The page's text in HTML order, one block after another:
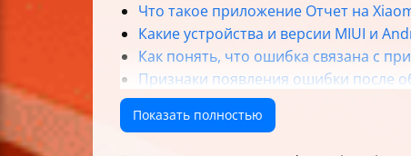
Что такое приложение Отчет на
Какие устройства и версии MIUI и
Как понять, что ошибка связана с
Признаки появления ошибки после
Как очистить кеш приложения Google
Когда стоит удалять обновления
Показать полностью